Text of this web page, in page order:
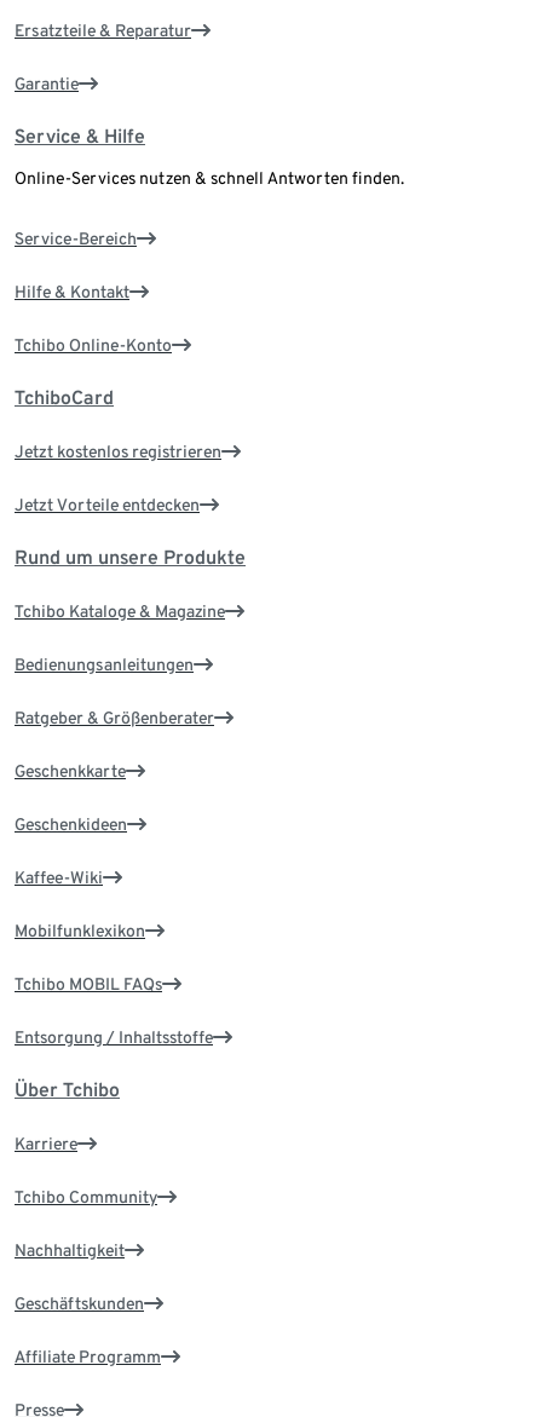
Ersatzteile & Reparatur
Garantie
Service & Hilfe
Online-Services nutzen & schnell Antworten finden.
Service-Bereich
Hilfe & Kontakt
Tchibo Online-Konto
TchiboCard
Jetzt kostenlos registrieren
Jetzt Vorteile entdecken
Rund um unsere Produkte
Tchibo Kataloge & Magazine
Bedienungsanleitungen
Ratgeber & Größenberater
Geschenkkarte
Geschenkideen
Kaffee-Wiki
Mobilfunklexikon
Tchibo MOBIL FAQs
Entsorgung / Inhaltsstoffe
Über Tchibo
Karriere
Tchibo Community
Nachhaltigkeit
Geschäftskunden
Affiliate Programm
Presse